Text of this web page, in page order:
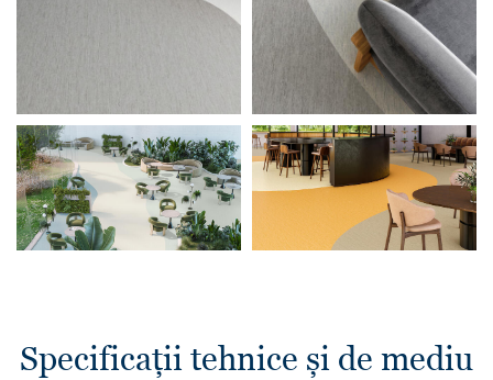
Specificații tehnice și de mediu